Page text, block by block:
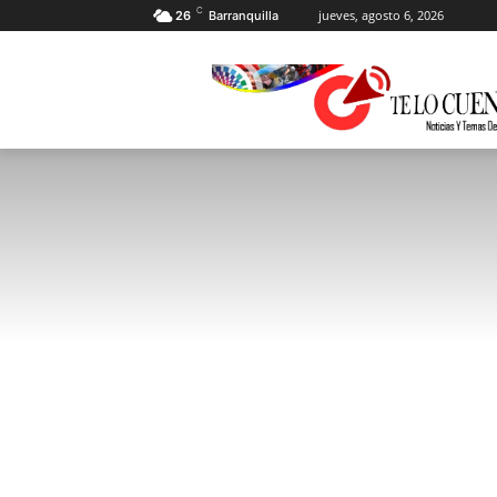
26 C Barranquilla jueves, agosto 6, 2026